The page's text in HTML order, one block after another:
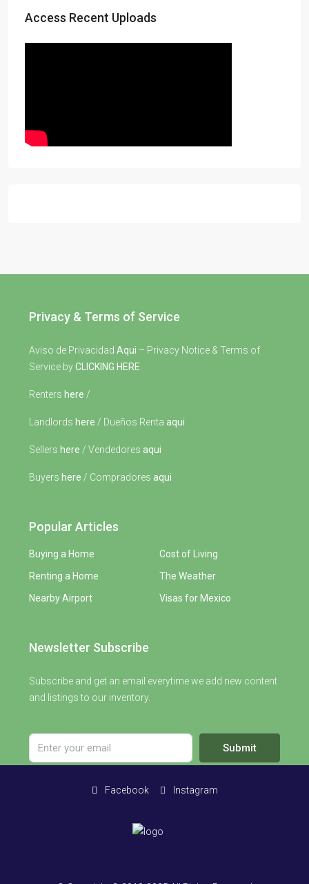
Access Recent Uploads
Privacy & Terms of Service
Aviso de Privacidad Aqui – Privacy Notice & Terms of
Service byCLICKING HERE
Renters here /
Landlords here / Dueños Renta aqui
Sellers here / Vendedores aqui
Buyers here / Compradores aqui
Popular Articles
Buying a Home
Renting a Home
Nearby Airport
Cost of Living
The Weather
Visas for Mexico
Newsletter Subscribe
Subscribe and get an email everytime we add new content
and listings to our inventory.
Submit
Facebook Instagram